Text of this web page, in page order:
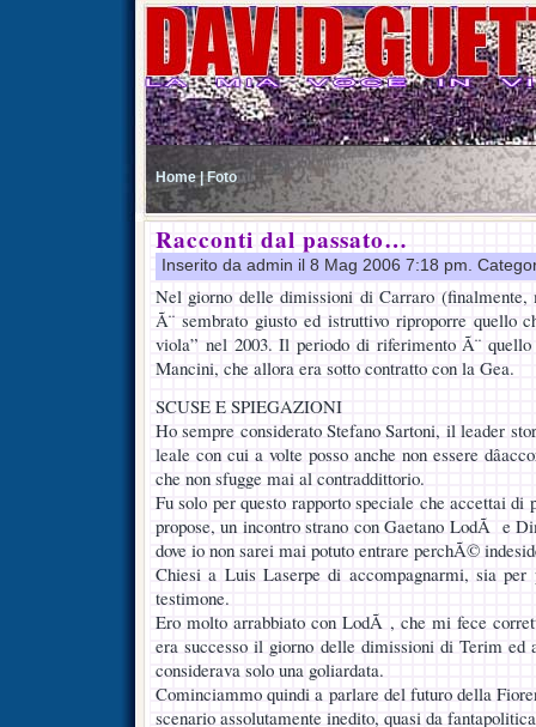
Home | Foto
Racconti dal passato…
Inserito da admin il 8 Mag 2006 7:18 pm.
Nel giorno delle dimissioni di Carraro
Ã¨ sembrato giusto ed istruttivo riproporre quello
viola” nel 2003. Il periodo di riferimento Ã¨ quello
Mancini, che allora era sotto contratto con la Gea.
SCUSE E SPIEGAZIONI
Ho sempre considerato Stefano Sartoni, il leader
leale con cui a volte posso anche non essere
che non sfugge mai al contraddittorio.
Fu solo per questo rapporto speciale che accettai di
propose, un incontro strano con Gaetano LodÃ e
dove io non sarei mai potuto entrare perchÃ©
Chiesi a Luis Laserpe di accompagnarmi, sia per
testimone.
Ero molto arrabbiato con LodÃ , che mi fece
era successo il giorno delle dimissioni di Terim ed
considerava solo una goliardata.
Cominciammo quindi a parlare del futuro della
scenario assolutamente inedito, quasi da